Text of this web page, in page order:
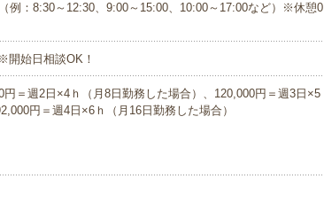
例：8:30～12:30、9:00～15:00、10:00～17:00など）※休憩0
開始日相談OK！
＝週2日×4ｈ（月8日勤務した場合）、120,000円＝週3日×5
円＝週4日×6ｈ（月16日勤務した場合）